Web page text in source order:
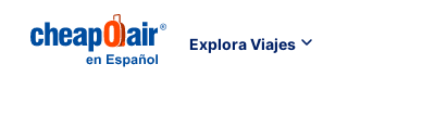
Explora Viajes